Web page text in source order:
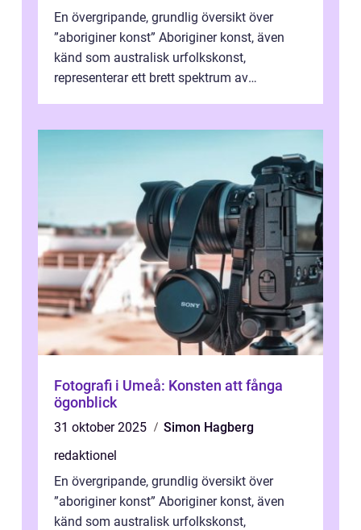
En övergripande, grundlig översikt över
”aboriginer konst” Aboriginer konst, även
känd som australisk urfolkskonst,
representerar ett brett spektrum av
Fotografi i Umeå: Konsten att fånga
ögonblick
31 oktober 2025
Simon Hagberg
redaktionel
En övergripande, grundlig översikt över
”aboriginer konst” Aboriginer konst, även
känd som australisk urfolkskonst,